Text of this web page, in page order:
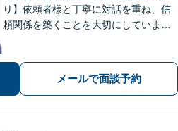
り】依頼者様と丁寧に対話を重ね、信
頼関係を築くことを大切にしていま
お任せください。納得感の高い、最善
の解決を目指して尽力いたします【土
メールで面談予約